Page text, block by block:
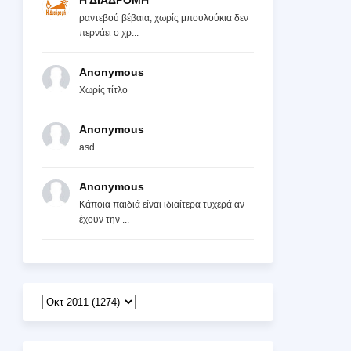
ραντεβού βέβαια, χωρίς μπουλούκια δεν
περνάει ο χρ...
Anonymous
Χωρίς τίτλο
Anonymous
asd
Anonymous
Κάποια παιδιά είναι ιδιαίτερα τυχερά αν
έχουν την ...